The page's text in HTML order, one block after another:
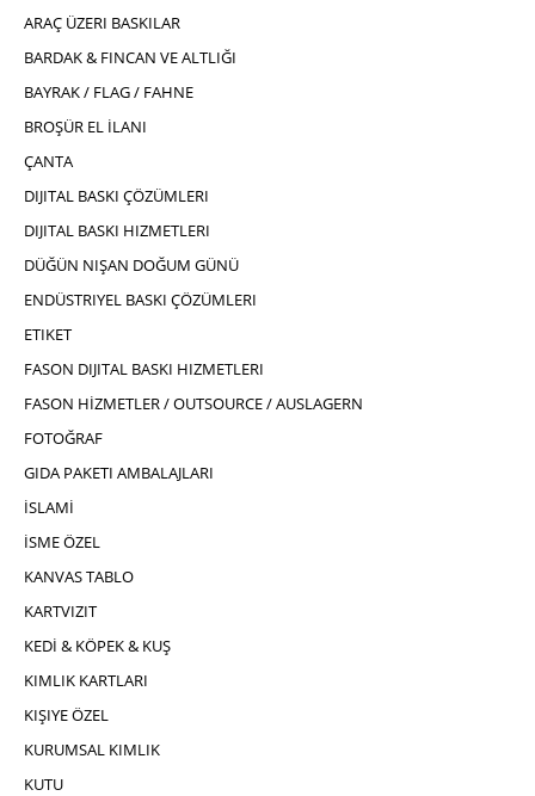
ARAÇ ÜZERI BASKILAR
BARDAK & FINCAN VE ALTLIĞI
BAYRAK / FLAG / FAHNE
BROŞÜR EL İLANI
ÇANTA
DIJITAL BASKI ÇÖZÜMLERI
DIJITAL BASKI HIZMETLERI
DÜĞÜN NIŞAN DOĞUM GÜNÜ
ENDÜSTRIYEL BASKI ÇÖZÜMLERI
ETIKET
FASON DIJITAL BASKI HIZMETLERI
FASON HİZMETLER / OUTSOURCE / AUSLAGERN
FOTOĞRAF
GIDA PAKETI AMBALAJLARI
İSLAMİ
İSME ÖZEL
KANVAS TABLO
KARTVIZIT
KEDİ & KÖPEK & KUŞ
KIMLIK KARTLARI
KIŞIYE ÖZEL
KURUMSAL KIMLIK
KUTU